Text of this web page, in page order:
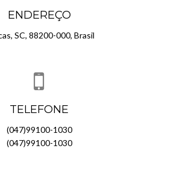
ENDEREÇO
SC, 88200-000, Brasil
TELEFONE
(047)99100-1030
(047)99100-1030